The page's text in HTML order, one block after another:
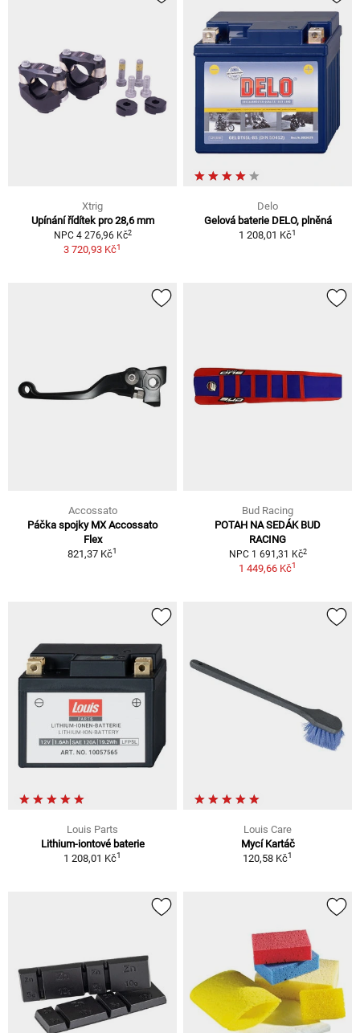
Xtrig
Upínání řídítek pro 28,6 mm
NPC 4 276,96 Kč2
3 720,93 Kč1
Delo
Gelová baterie DELO, plněná
1 208,01 Kč1
Accossato
Páčka spojky MX Accossato
Flex
821,37 Kč1
Bud Racing
POTAH NA SEDÁK BUD
RACING
NPC 1 691,31 Kč2
1 449,66 Kč1
Louis Parts
Lithium-iontové baterie
1 208,01 Kč1
Louis Care
Mycí Kartáč
120,58 Kč1